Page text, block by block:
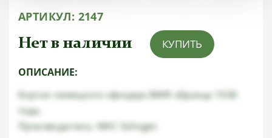
АРТИКУЛ: 2147
Нет в наличии КУПИТЬ
ОПИСАНИЕ:
Кортик немецкого офицера ВМФ образца 1938
года,
Производитель: WKC Solingen